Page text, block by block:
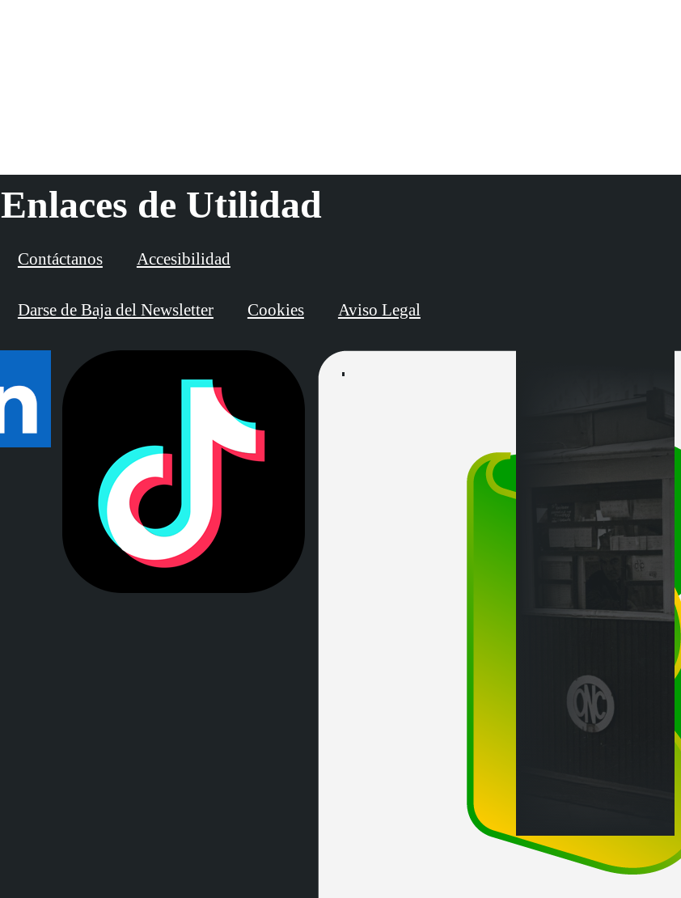
Enlaces de Utilidad
Contáctanos Accesibilidad
Darse de Baja del Newsletter Cookies Aviso Legal